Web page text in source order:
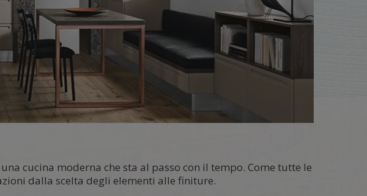
cucina moderna che sta al passo con il tempo. Come tutte le
dalla scelta degli elementi alle finiture.